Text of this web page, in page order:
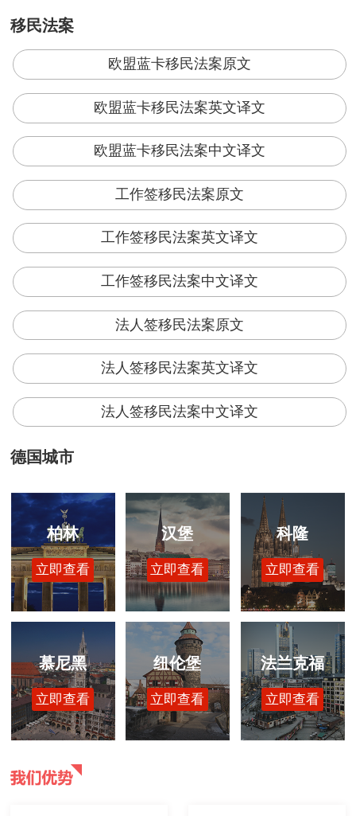
移民法案
欧盟蓝卡移民法案原文
欧盟蓝卡移民法案英文译文
欧盟蓝卡移民法案中文译文
工作签移民法案原文
工作签移民法案英文译文
工作签移民法案中文译文
法人签移民法案原文
法人签移民法案英文译文
法人签移民法案中文译文
德国城市
柏林
立即查看
汉堡
立即查看
科隆
立即查看
慕尼黑
立即查看
纽伦堡
立即查看
法兰克福
立即查看